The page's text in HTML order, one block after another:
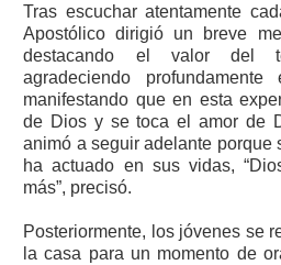
Tras escuchar atentamente
Apostólico dirigió un breve
destacando el valor del
agradeciendo
manifestando que en esta
de Dios y se toca el amor de
animó a seguir adelante porque
ha actuado en sus vidas,
más”, precisó.
Posteriormente, los jóvenes se
la casa para un momento de